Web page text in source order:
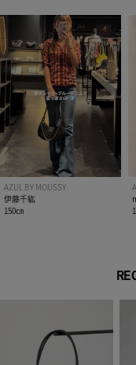
AZUL BY MOUSSY
伊藤千紘
150㎝